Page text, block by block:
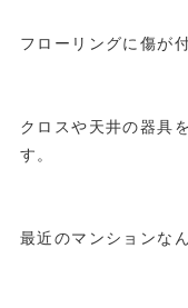
フローリングに傷が
クロスや天井の器具
す。
最近のマンションな